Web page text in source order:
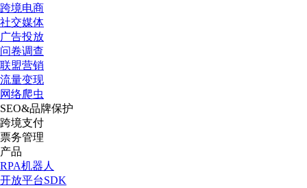
跨境电商
社交媒体
广告投放
问卷调查
联盟营销
流量变现
网络爬虫
SEO&品牌保护
跨境支付
票务管理
产品
RPA机器人
开放平台SDK